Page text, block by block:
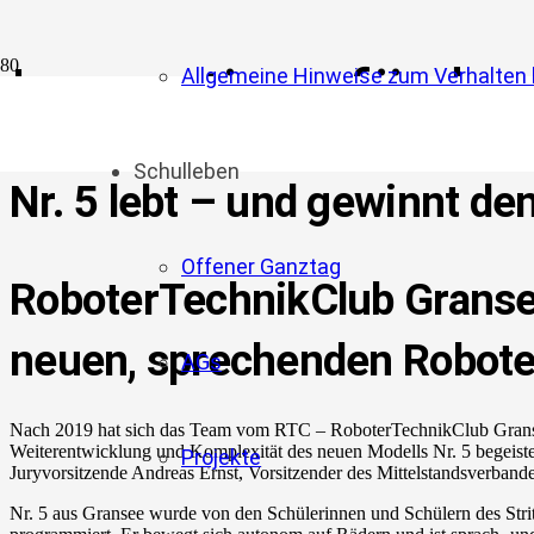
Allgemeine Hinweise zum Verhalten
Schulleben
Offener Ganztag
AGs
Projekte
Nr. 5 lebt – und gewinnt
RoboterTechnikClub
neuen, sprechenden
Nach 2019 hat sich das Team vom RTC – RoboterTechnikClub
Weiterentwicklung und Komplexität des neuen Modells Nr. 5
Juryvorsitzende Andreas Ernst, Vorsitzender des
Nr. 5 aus Gransee wurde von den Schülerinnen und Schülern des